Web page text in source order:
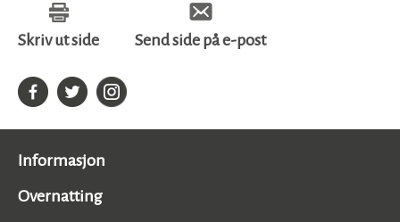
Skriv ut side Send side på e-post
Informasjon
Overnatting